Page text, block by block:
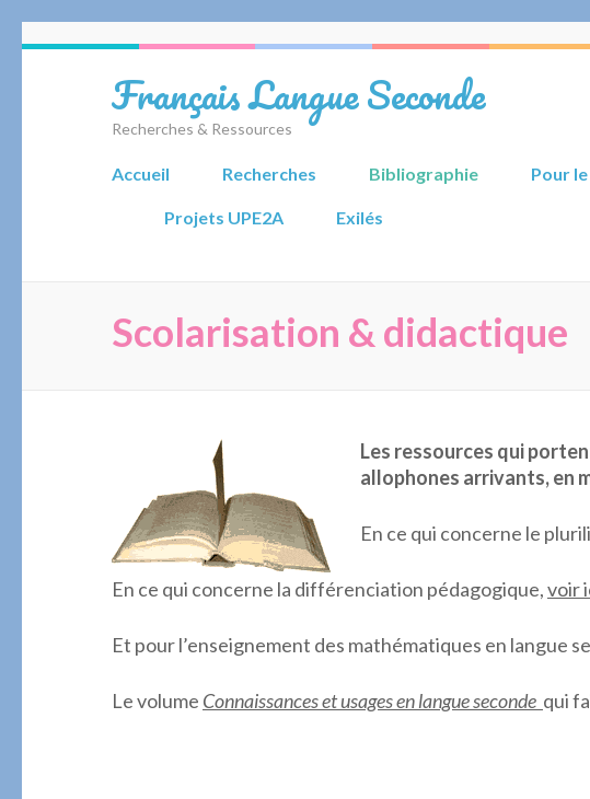
Français Langue Seconde
Recherches & Ressources
Accueil Recherches Bibliographie Pour
Projets UPE2A Exilés
Scolarisation & didactique
Les ressources qui
allophones arrivants, en
En ce qui concerne le
En ce qui concerne la différenciation pédagogique,voir
Et pour l’enseignement des mathématiques en langue
Le volume Connaissances et usages en langue seconde qui